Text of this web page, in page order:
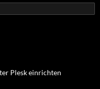
Plesk einrichten